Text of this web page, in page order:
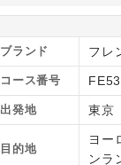
ブランド フレ
コース番号
出発地 東京
目的地
ヨー
ンラ